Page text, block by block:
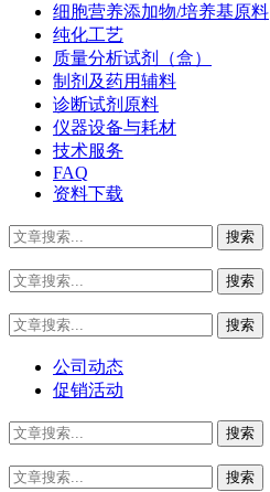
细胞营养添加物/培养基原料
纯化工艺
质量分析试剂（盒）
制剂及药用辅料
诊断试剂原料
仪器设备与耗材
技术服务
FAQ
资料下载
公司动态
促销活动